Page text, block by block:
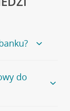
na
się
do